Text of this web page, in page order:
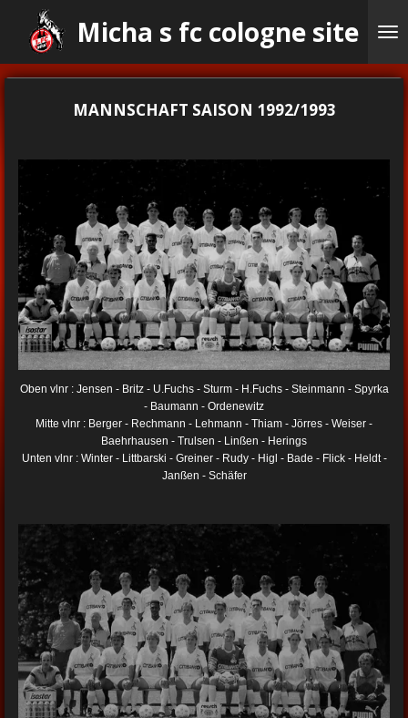
direct
naar
Micha s fc cologne site
MANNSCHAFT SAISON 1992/1993
Oben vlnr : Jensen - Britz - U.Fuchs - Sturm - H.Fuchs - Steinmann - Spyrka
- Baumann - Ordenewitz
Mitte vlnr : Berger - Rechmann - Lehmann - Thiam - Jörres - Weiser -
Baehrhausen - Trulsen - Linßen - Herings
Unten vlnr : Winter - Littbarski - Greiner - Rudy - Higl - Bade - Flick - Heldt -
Janßen - Schäfer